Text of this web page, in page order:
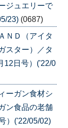
ジュエリーで
23) (0687)
ＮＤ（アイタ
スター）／タ
12日号）('22/0
ーガン食材シ
ン食品の老舗
）('22/05/02)